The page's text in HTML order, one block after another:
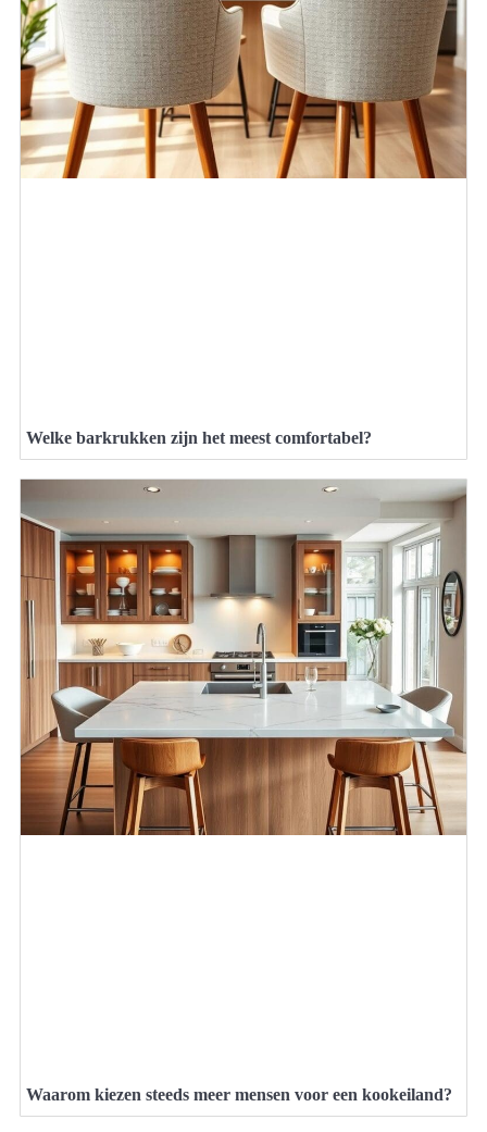
Welke barkrukken zijn het meest comfortabel?
Waarom kiezen steeds meer mensen voor een kookeiland?